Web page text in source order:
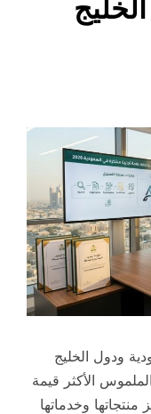
ودول الخليج
الملموس الأكثر قيمة
منتجاتها وخدماتها